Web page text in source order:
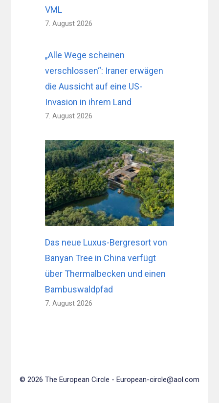
VML
7. August 2026
„Alle Wege scheinen
verschlossen“: Iraner erwägen
die Aussicht auf eine US-
Invasion in ihrem Land
7. August 2026
Das neue Luxus-Bergresort von
Banyan Tree in China verfügt
über Thermalbecken und einen
Bambuswaldpfad
7. August 2026
© 2026 The European Circle - European-circle@aol.com